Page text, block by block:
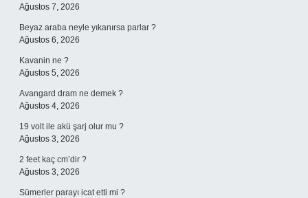
Ağustos 7, 2026
Beyaz araba neyle yıkanırsa parlar ?
Ağustos 6, 2026
Kavanin ne ?
Ağustos 5, 2026
Avangard dram ne demek ?
Ağustos 4, 2026
19 volt ile akü şarj olur mu ?
Ağustos 3, 2026
2 feet kaç cm’dir ?
Ağustos 3, 2026
Sümerler parayı icat etti mi ?